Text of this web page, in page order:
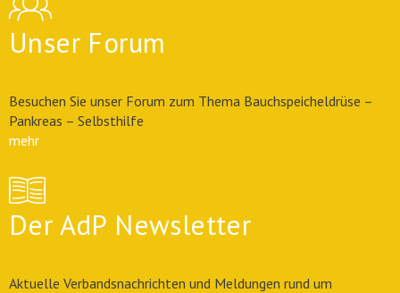
Unser Forum
Besuchen Sie unser Forum zum Thema Bauchspeicheldrüse –
Pankreas – Selbsthilfe
mehr
Der AdP Newsletter
Aktuelle Verbandsnachrichten und Meldungen rund um